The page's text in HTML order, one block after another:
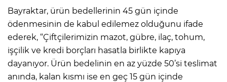
Bayraktar, ürün bedellerinin 45 gün içinde
ödenmesinin de kabul edilemez olduğunu ifade
ederek, “Çiftçilerimizin mazot, gübre, ilaç, tohum,
işçilik ve kredi borçları hasatla birlikte kapıya
dayanıyor. Ürün bedelinin en az yüzde 50’si teslimat
anında, kalan kısmı ise en geç 15 gün içinde